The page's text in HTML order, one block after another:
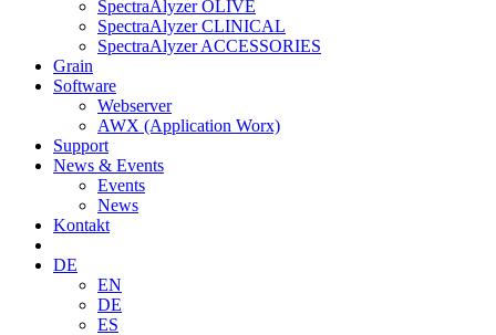
SpectraAlyzer OLIVE
SpectraAlyzer CLINICAL
SpectraAlyzer ACCESSORIES
Grain
Software
Webserver
AWX (Application Worx)
Support
News & Events
Events
News
Kontakt
DE
EN
DE
ES